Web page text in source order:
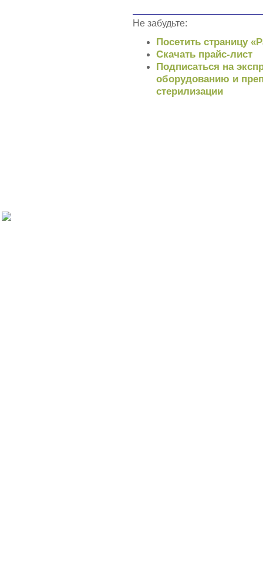
Не забудьте:
Посетить страницу
Скачать прайс-лист
Подписаться на
оборудованию и
стерилизации